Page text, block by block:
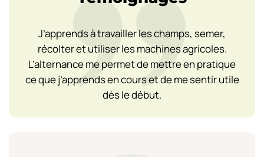
J’apprends à travailler les champs, semer,
récolter et utiliser les machines agricoles.
L’alternance me permet de mettre en pratique
ce que j’apprends en cours et de me sentir utile
dès le début.